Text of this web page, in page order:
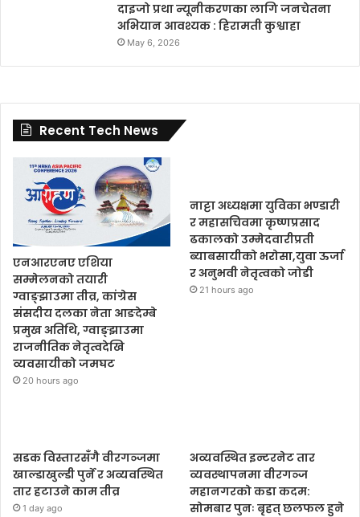
दाइजो प्रथा न्यूनीकरणका लागि जनचेतना
अभियान आवश्यक : हिरामती कुश्वाहा
May 6, 2026
Recent Tech News
एनआरएनए एशिया
सम्मेलनको तयारी
ग्वाङ्झाउमा तीव्र, कांग्रेस
संसदीय दलका नेता आङदेम्बे
प्रमुख अतिथि, ग्वाङ्झाउमा
राजनीतिक नेतृत्वदेखि
व्यवसायीको जमघट
20 hours ago
नाट्टा अध्यक्षमा युविका भण्डारी
र महासचिवमा कृष्णप्रसाद
ढकालको उम्मेदवारीप्रती
ब्याबसायीको भरोसा,युवा ऊर्जा
र अनुभवी नेतृत्वको जोडी
21 hours ago
सडक विस्तारसँगै वीरगञ्जमा
खाल्डाखुल्डी पुर्ने र अव्यवस्थित
तार हटाउने काम तीव्र
1 day ago
अव्यवस्थित इन्टरनेट तार
व्यवस्थापनमा वीरगञ्ज
महानगरको कडा कदम:
सोमबार पुनः बृहत् छलफल हुने